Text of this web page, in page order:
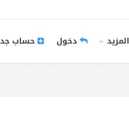
المزيد دخول حساب